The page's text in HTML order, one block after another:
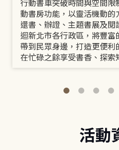
行動書車突破時間與空間限
動書房功能，以靈活機動的
還書、辦證、主題書展及閱
迴新北市各行政區，將豐富
帶到民眾身邊，打造更便利
在忙碌之餘享受書香、探索
活動